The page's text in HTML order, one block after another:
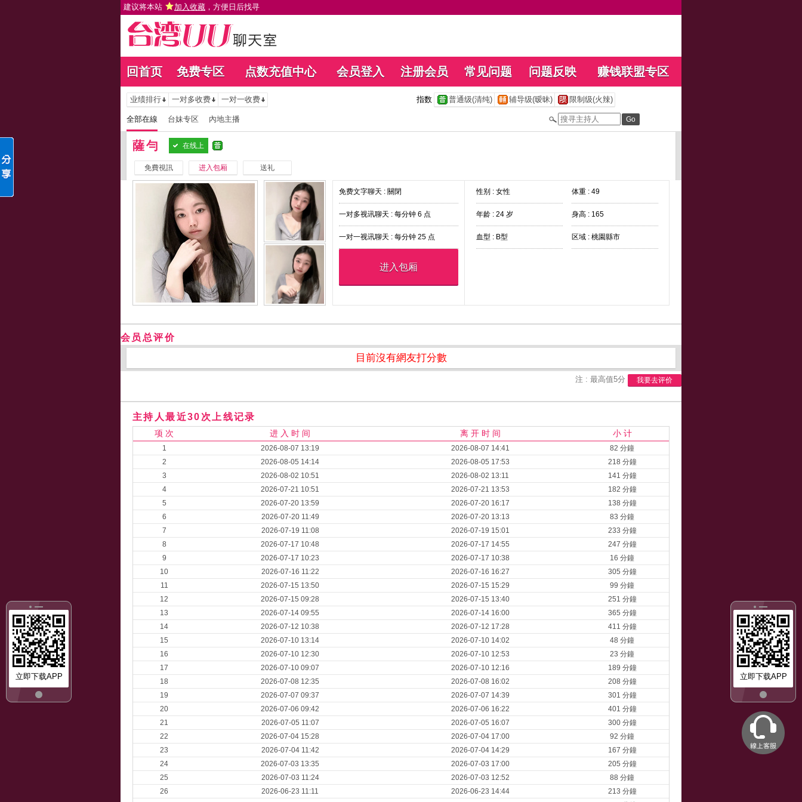
建议将本站 加入收藏 ，方便日后找寻
回首页 免费专区 点数充值中心 会员登入 注册会员 常见问题 问题反映 赚钱联盟专区
立即下载APP
立即下载APP
业绩排行 一对多收费 一对一收费 指数 普通级(清纯) 辅导级(暧昧) 限制级(火辣)
全部在線 台妹专区 內地主播
薩勻 在线上
免費視訊 进入包厢 送礼
免费文字聊天 : 關閉
一对多视讯聊天 : 每分钟 6 点
一对一视讯聊天 : 每分钟 25 点
进入包厢
性别 : 女性 体重 : 49
年龄 : 24 岁 身高 : 165
血型 : B型 区域 : 桃園縣市
会员总评价
目前沒有網友打分數
注 : 最高值5分 我要去评价
主持人最近30次上线记录
项 次 进 入 时 间 离 开 时 间 小 计
1 2026-08-07 13:19 2026-08-07 14:41
82 分鐘
2
2026-08-05 14:14 2026-08-05 17:53
218 分鐘
3
2026-08-02 10:51 2026-08-02 13:11
141 分鐘
4
2026-07-21 10:51 2026-07-21 13:53
182 分鐘
5
2026-07-20 13:59 2026-07-20 16:17
138 分鐘
6
2026-07-20 11:49 2026-07-20 13:13
83 分鐘
7
2026-07-19 11:08 2026-07-19 15:01
233 分鐘
8
2026-07-17 10:48 2026-07-17 14:55
247 分鐘
9
2026-07-17 10:23 2026-07-17 10:38
16 分鐘
10
2026-07-16 11:22 2026-07-16 16:27
305 分鐘
11
2026-07-15 13:50 2026-07-15 15:29
99 分鐘
12
2026-07-15 09:28 2026-07-15 13:40
251 分鐘
13
2026-07-14 09:55 2026-07-14 16:00
365 分鐘
14
2026-07-12 10:38 2026-07-12 17:28
411 分鐘
15
2026-07-10 13:14 2026-07-10 14:02
48 分鐘
16
2026-07-10 12:30 2026-07-10 12:53
23 分鐘
17
2026-07-10 09:07 2026-07-10 12:16
189 分鐘
18
2026-07-08 12:35 2026-07-08 16:02
208 分鐘
19
2026-07-07 09:37 2026-07-07 14:39
301 分鐘
20
2026-07-06 09:42 2026-07-06 16:22
401 分鐘
21
2026-07-05 11:07 2026-07-05 16:07
300 分鐘
22
2026-07-04 15:28 2026-07-04 17:00
92 分鐘
23
2026-07-04 11:42 2026-07-04 14:29
167 分鐘
24
2026-07-03 13:35 2026-07-03 17:00
205 分鐘
25
2026-07-03 11:24 2026-07-03 12:52
88 分鐘
26
2026-06-23 11:11 2026-06-23 14:44
213 分鐘